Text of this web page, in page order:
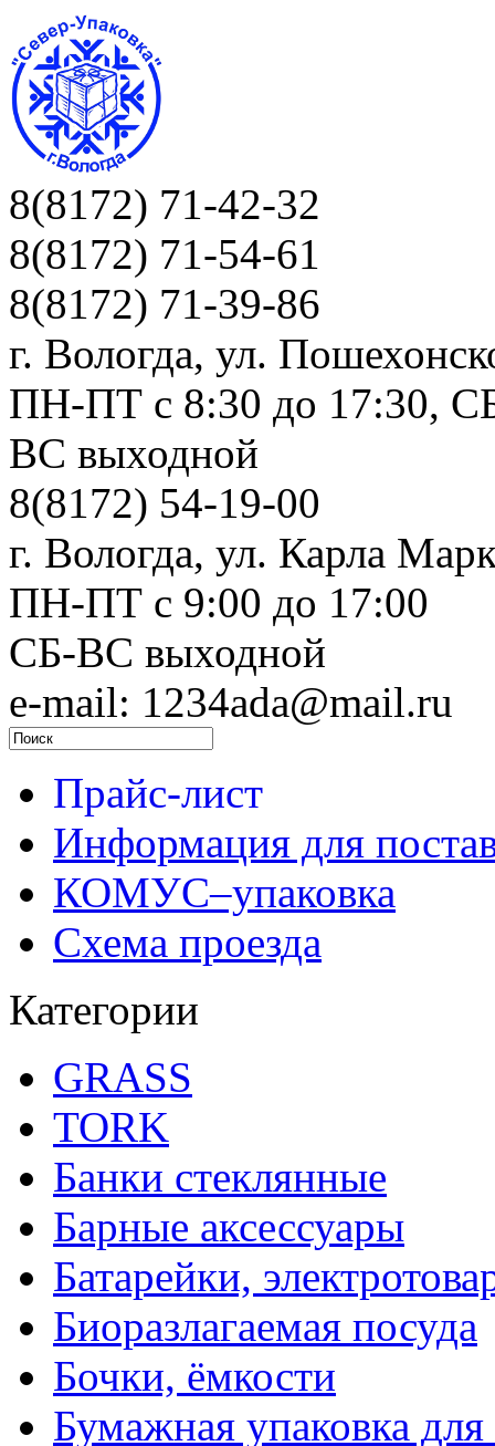
8(8172) 71-42-32
8(8172) 71-54-61
8(8172) 71-39-86
г. Вологда, ул.
ПН-ПТ c 8:30 до 17:30,
ВС выходной
8(8172) 54-19-00
г. Вологда, ул. Карла
ПН-ПТ c 9:00 до 17:00
СБ-ВС выходной
e-mail: 1234ada@mail.ru
Прайс-лист
Информация для
КОМУС–упаковка
Схема проезда
Категории
GRASS
TORK
Банки стеклянные
Барные аксессуары
Батарейки,
Биоразлагаемая посуда
Бочки, ёмкости
Бумажная упаковка